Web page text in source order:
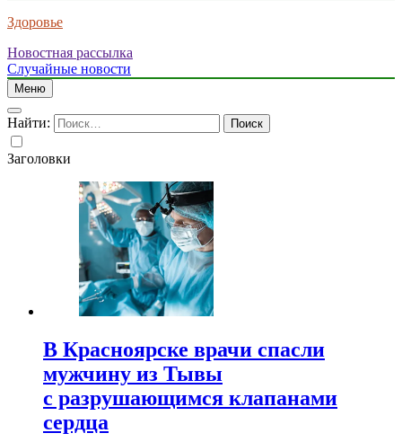
Здоровье
Новостная рассылка
Случайные новости
Меню
Найти:
Заголовки
В Красноярске врачи спасли
мужчину из Тывы
с разрушающимся клапанами
сердца